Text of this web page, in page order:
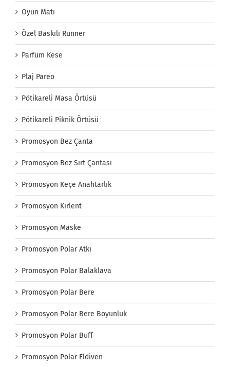
Oyun Matı
Özel Baskılı Runner
Parfüm Kese
Plaj Pareo
Pötikareli Masa Örtüsü
Pötikareli Piknik Örtüsü
Promosyon Bez Çanta
Promosyon Bez Sırt Çantası
Promosyon Keçe Anahtarlık
Promosyon Kırlent
Promosyon Maske
Promosyon Polar Atkı
Promosyon Polar Balaklava
Promosyon Polar Bere
Promosyon Polar Bere Boyunluk
Promosyon Polar Buff
Promosyon Polar Eldiven